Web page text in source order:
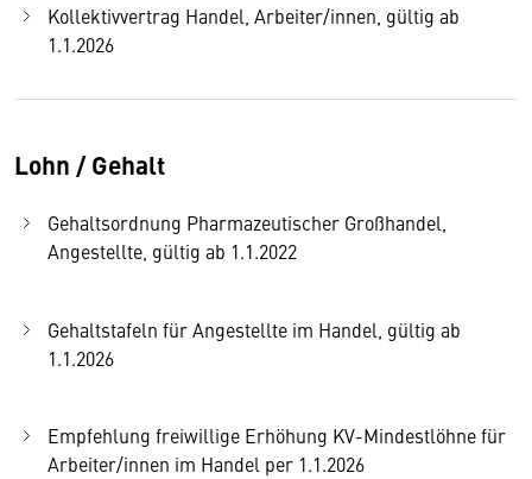
Kollektivvertrag Handel, Arbeiter/innen, gültig ab
1.1.2026
Lohn / Gehalt
Gehaltsordnung Pharmazeutischer Großhandel,
Angestellte, gültig ab 1.1.2022
Gehaltstafeln für Angestellte im Handel, gültig ab
1.1.2026
Empfehlung freiwillige Erhöhung KV-Mindestlöhne für
Arbeiter/innen im Handel per 1.1.2026